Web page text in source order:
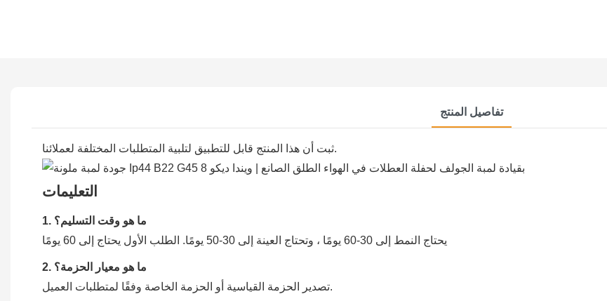
تفاصيل المنتج
ثبت أن هذا المنتج قابل للتطبيق لتلبية المتطلبات المختلفة لعملائنا.
التعليمات
1. ما هو وقت التسليم؟
يحتاج النمط إلى 30-60 يومًا ، وتحتاج العينة إلى 30-50 يومًا. الطلب الأول يحتاج إلى 60 يومًا
2. ما هو معيار الحزمة؟
تصدير الحزمة القياسية أو الحزمة الخاصة وفقًا لمتطلبات العميل.